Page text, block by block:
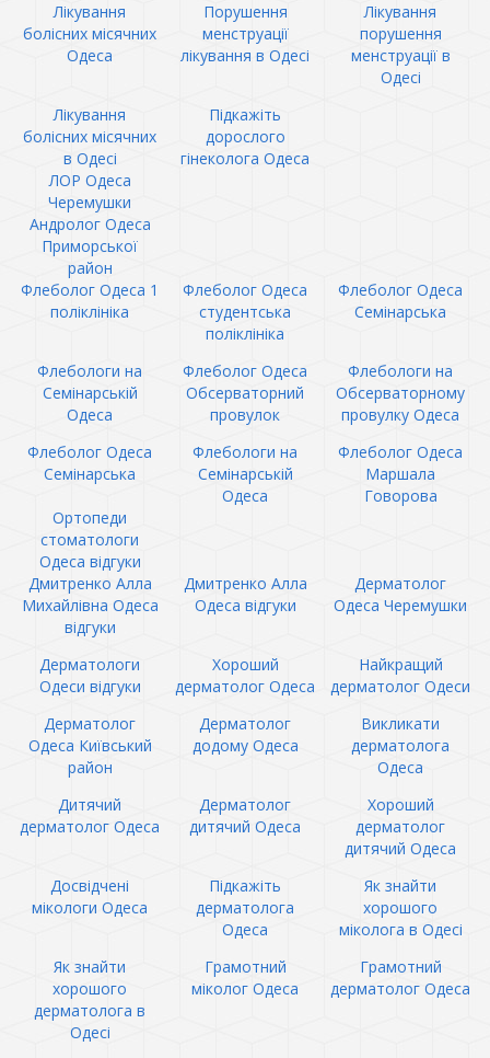
Лікування
болісних місячних
Одеса
Порушення
менструації
лікування в Одесі
Лікування
порушення
менструації в
Одесі
Лікування
болісних місячних
в Одесі
Підкажіть
дорослого
гінеколога Одеса
ЛОР Одеса
Черемушки
Андролог Одеса
Приморської
район
Флеболог Одеса 1
поліклініка
Флеболог Одеса
студентська
поліклініка
Флеболог Одеса
Семінарська
Флебологи на
Семінарській
Одеса
Флеболог Одеса
Обсерваторний
провулок
Флебологи на
Обсерваторному
провулку Одеса
Флеболог Одеса
Семінарська
Флебологи на
Семінарській
Одеса
Флеболог Одеса
Маршала
Говорова
Ортопеди
стоматологи
Одеса відгуки
Дмитренко Алла
Михайлівна Одеса
відгуки
Дмитренко Алла
Одеса відгуки
Дерматолог
Одеса Черемушки
Дерматологи
Одеси відгуки
Хороший
дерматолог Одеса
Найкращий
дерматолог Одеси
Дерматолог
Одеса Київський
район
Дерматолог
додому Одеса
Викликати
дерматолога
Одеса
Дитячий
дерматолог Одеса
Дерматолог
дитячий Одеса
Хороший
дерматолог
дитячий Одеса
Досвідчені
мікологи Одеса
Підкажіть
дерматолога
Одеса
Як знайти
хорошого
міколога в Одесі
Як знайти
хорошого
дерматолога в
Одесі
Грамотний
міколог Одеса
Грамотний
дерматолог Одеса